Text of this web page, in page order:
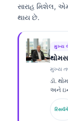
સારાહ મિશેલ,
થાય છે.
મુખ્ય
મુખ્ય
ડૉ.
અને
AI
ન્યુરલ